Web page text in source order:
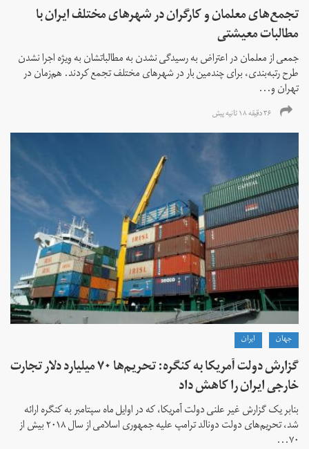
تجمع‌های معلمان و کارگران در شهرهای مختلف ایران با
مطالبات معیشتی
جمعی از معلمان در اعتراض به رسیدگی نشدن به مطالباتشان به ویژه اجرا نشدن
طرح رتبه‌بندی، برای چندمین بار در شهرهای مختلف تجمع کردند. هم‌زمان در
تهران و...
۳۶ دقیقه ۱۸ ثانیه پیش
جهان ايران
گزارش دولت آمریکا به کنگره: تحریم‌ها ۷۰ میلیارد دلار تجارت
خارجی ایران را کاهش داد
بنابر یک گزارش غیر علنی دولت آمریکا، که در اوایل ماه سپتامبر به کنگره ارائه
شد، تحریم‌های دولت دونالد ترامپ علیه جمهوری اسلامی از سال ۲۰۱۸ بیش از
۷۰...